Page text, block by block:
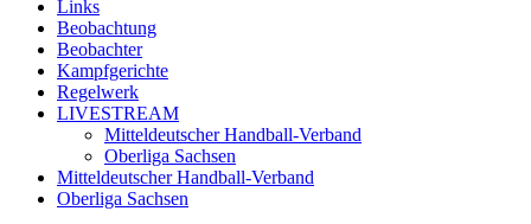
Links
Beobachtung
Beobachter
Kampfgerichte
Regelwerk
LIVESTREAM
Mitteldeutscher Handball-Verband
Oberliga Sachsen
Mitteldeutscher Handball-Verband
Oberliga Sachsen